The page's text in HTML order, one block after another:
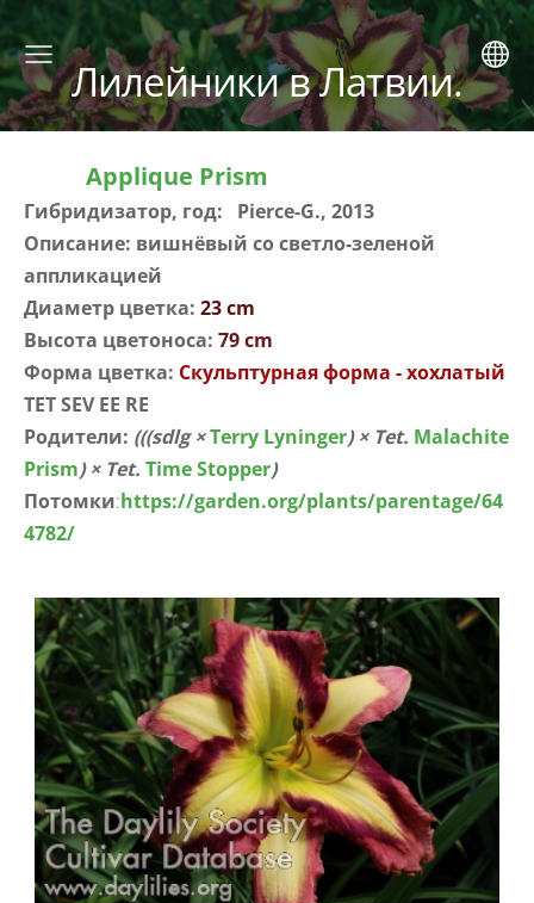
Лилейники в Латвии.
Applique Prism
Гибридизатор, год: Pierce-G., 2013
Описание: вишнёвый со светло-зеленой
аппликацией
Диаметр цветка: 23 cm
Высота цветоноса: 79 cm
Форма цветка: Скульптурная форма - хохлатый
TET SEV EE RE
Родители: (((sdlg ×Terry Lyninger) × Tet. Malachite
Prism) × Tet. Time Stopper)
Потомки:https://garden.org/plants/parentage/64
4782/